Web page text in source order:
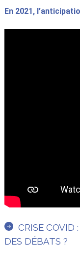
En 2021,
CRISE COVID
DES DÉBATS ?